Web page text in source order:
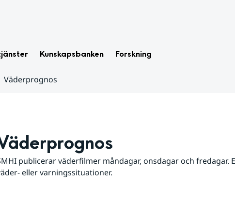
Kunskapsbanken Forskning
Väderprognos
publicerar väderfilmer måndagar, onsdagar och fredagar.
eller varningssituationer.